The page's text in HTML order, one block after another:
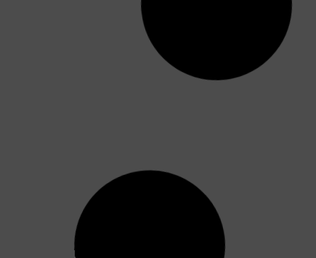
Injerto capilar: Trasplante de pelo con
técnica FUE
El injerto capilar o trasplante de pelo con la
técnica FUE (Follicular Unit Extraction) es un